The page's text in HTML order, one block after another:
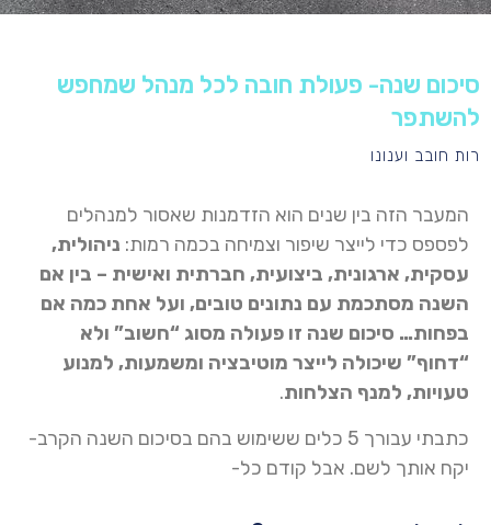
סיכום שנה- פעולת חובה לכל מנהל שמחפש
להשתפר
רות חובב וענונו
המעבר הזה בין שנים הוא הזדמנות שאסור למנהלים
לפספס כדי לייצר שיפור וצמיחה בכמה רמות: ניהולית,
עסקית, ארגונית, ביצועית, חברתית ואישית – בין אם
השנה מסתכמת עם נתונים טובים, ועל אחת כמה אם
בפחות… סיכום שנה זו פעולה מסוג “חשוב” ולא
“דחוף” שיכולה לייצר מוטיבציה ומשמעות, למנוע
טעויות, למנף הצלחות.
כתבתי עבורך 5 כלים ששימוש בהם בסיכום השנה הקרב-
יקח אותך לשם. אבל קודם כל-